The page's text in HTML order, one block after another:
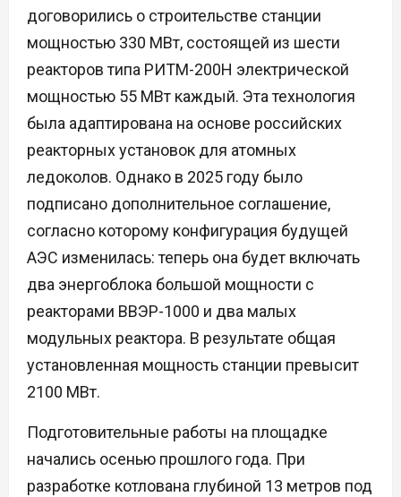
договорились о строительстве станции
мощностью 330 МВт, состоящей из шести
реакторов типа РИТМ-200Н электрической
мощностью 55 МВт каждый. Эта технология
была адаптирована на основе российских
реакторных установок для атомных
ледоколов. Однако в 2025 году было
подписано дополнительное соглашение,
согласно которому конфигурация будущей
АЭС изменилась: теперь она будет включать
два энергоблока большой мощности с
реакторами ВВЭР-1000 и два малых
модульных реактора. В результате общая
установленная мощность станции превысит
2100 МВт.
Подготовительные работы на площадке
начались осенью прошлого года. При
разработке котлована глубиной 13 метров под